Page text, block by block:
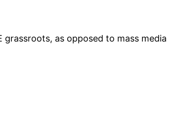
grassroots, as opposed to mass media